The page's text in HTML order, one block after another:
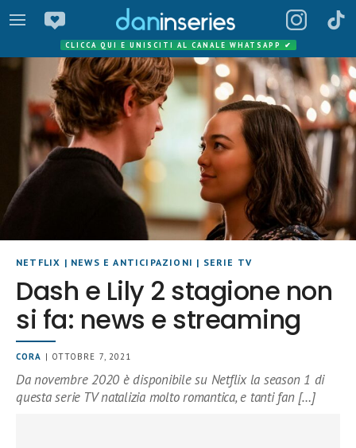
CLICCA QUI E UNISCITI AL CANALE WHATSAPP ✔
NETFLIX | NEWS E ANTICIPAZIONI | SERIE TV
Dash e Lily 2 stagione non
si fa: news e streaming
CORA | OTTOBRE 7, 2021
Da novembre 2020 è disponibile su Netflix la season 1 di
questa serie TV natalizia molto romantica, e tanti fan […]